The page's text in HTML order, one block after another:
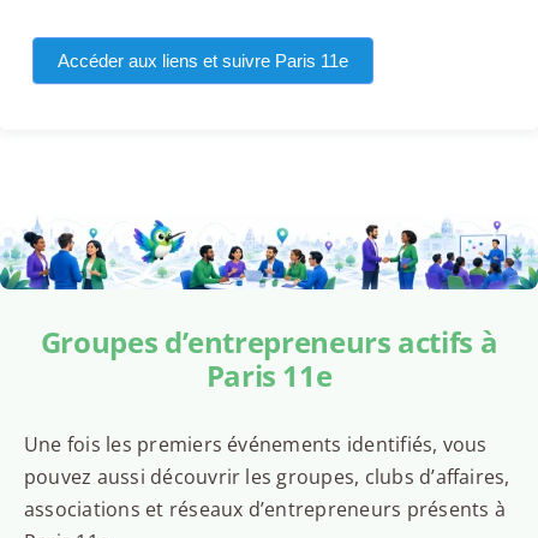
Accéder aux liens et suivre Paris 11e
Groupes d’entrepreneurs actifs à
Paris 11e
Une fois les premiers événements identifiés, vous
pouvez aussi découvrir les groupes, clubs d’affaires,
associations et réseaux d’entrepreneurs présents à